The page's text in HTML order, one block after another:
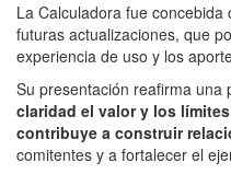
La Calculadora fue
futuras actualizaciones, que
experiencia de uso y los
Su presentación reafirma una
claridad el valor y los
contribuye a construir
comitentes y a fortalecer el